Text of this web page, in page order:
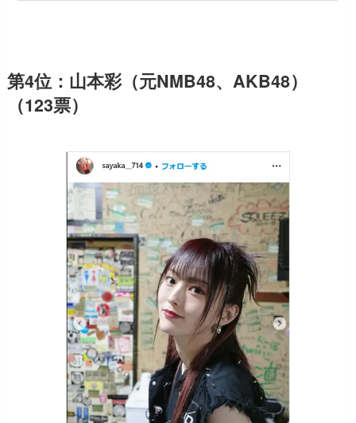
第4位：山本彩（元NMB48、AKB48）
（123票）